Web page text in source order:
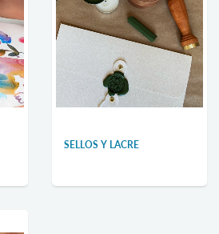
SELLOS Y LACRE